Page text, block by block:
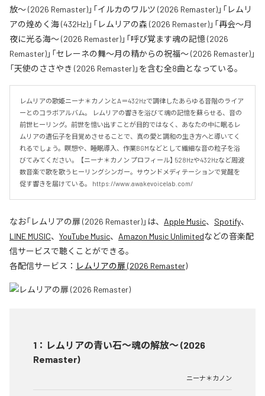
放〜 (2026 Remaster)」「イルカのワルツ (2026 Remaster)」「レムリ
アの煌めく海 (432Hz)」「レムリアの森 (2026 Remaster)」「再会〜月
夜に光る海〜 (2026 Remaster)」「呼び覚ます魂の記憶 (2026
Remaster)」「セレーネの舞〜月の精からの祝福〜 (2026 Remaster)」
「天使のささやき (2026 Remaster)」を含む全8曲となっている。
レムリアの歌姫ニーナ＊カノンとA＝432Hzで調律したあらゆる音階のライア
ーとのコラボアルバム。 レムリアの響きを浴びて魂の記憶を蘇らせる、音の
前世ヒーリング。前世を憶い出すことが目的ではなく、あなたの中に眠るレ
ムリアの遺伝子を目覚めさせることで、真の愛と調和の生き方へと導いてく
れるでしょう。瞑想や、睡眠導入、作業BGMなどとして繊細な音の粒子を浴
びてみてください。  【ニーナ＊カノン プロフィール】 528Hzや432Hzなど周波
数音楽で歌を歌うヒーリングシンガー。サウンドメディテーションで覚醒を
促す響きを届けている。 https://www.awakevoicelab.com/
なお「レムリアの扉 (2026 Remaster)」は、 Apple Music、 Spotify、
LINE MUSIC、 YouTube Music、 Amazon Music Unlimitedなどの音楽配
信サービスで聴くことができる。
各配信サービス： レムリアの扉 (2026 Remaster)
1 ： レムリアの青い石〜魂の解放〜 (2026
Remaster)
ニーナ＊カノン